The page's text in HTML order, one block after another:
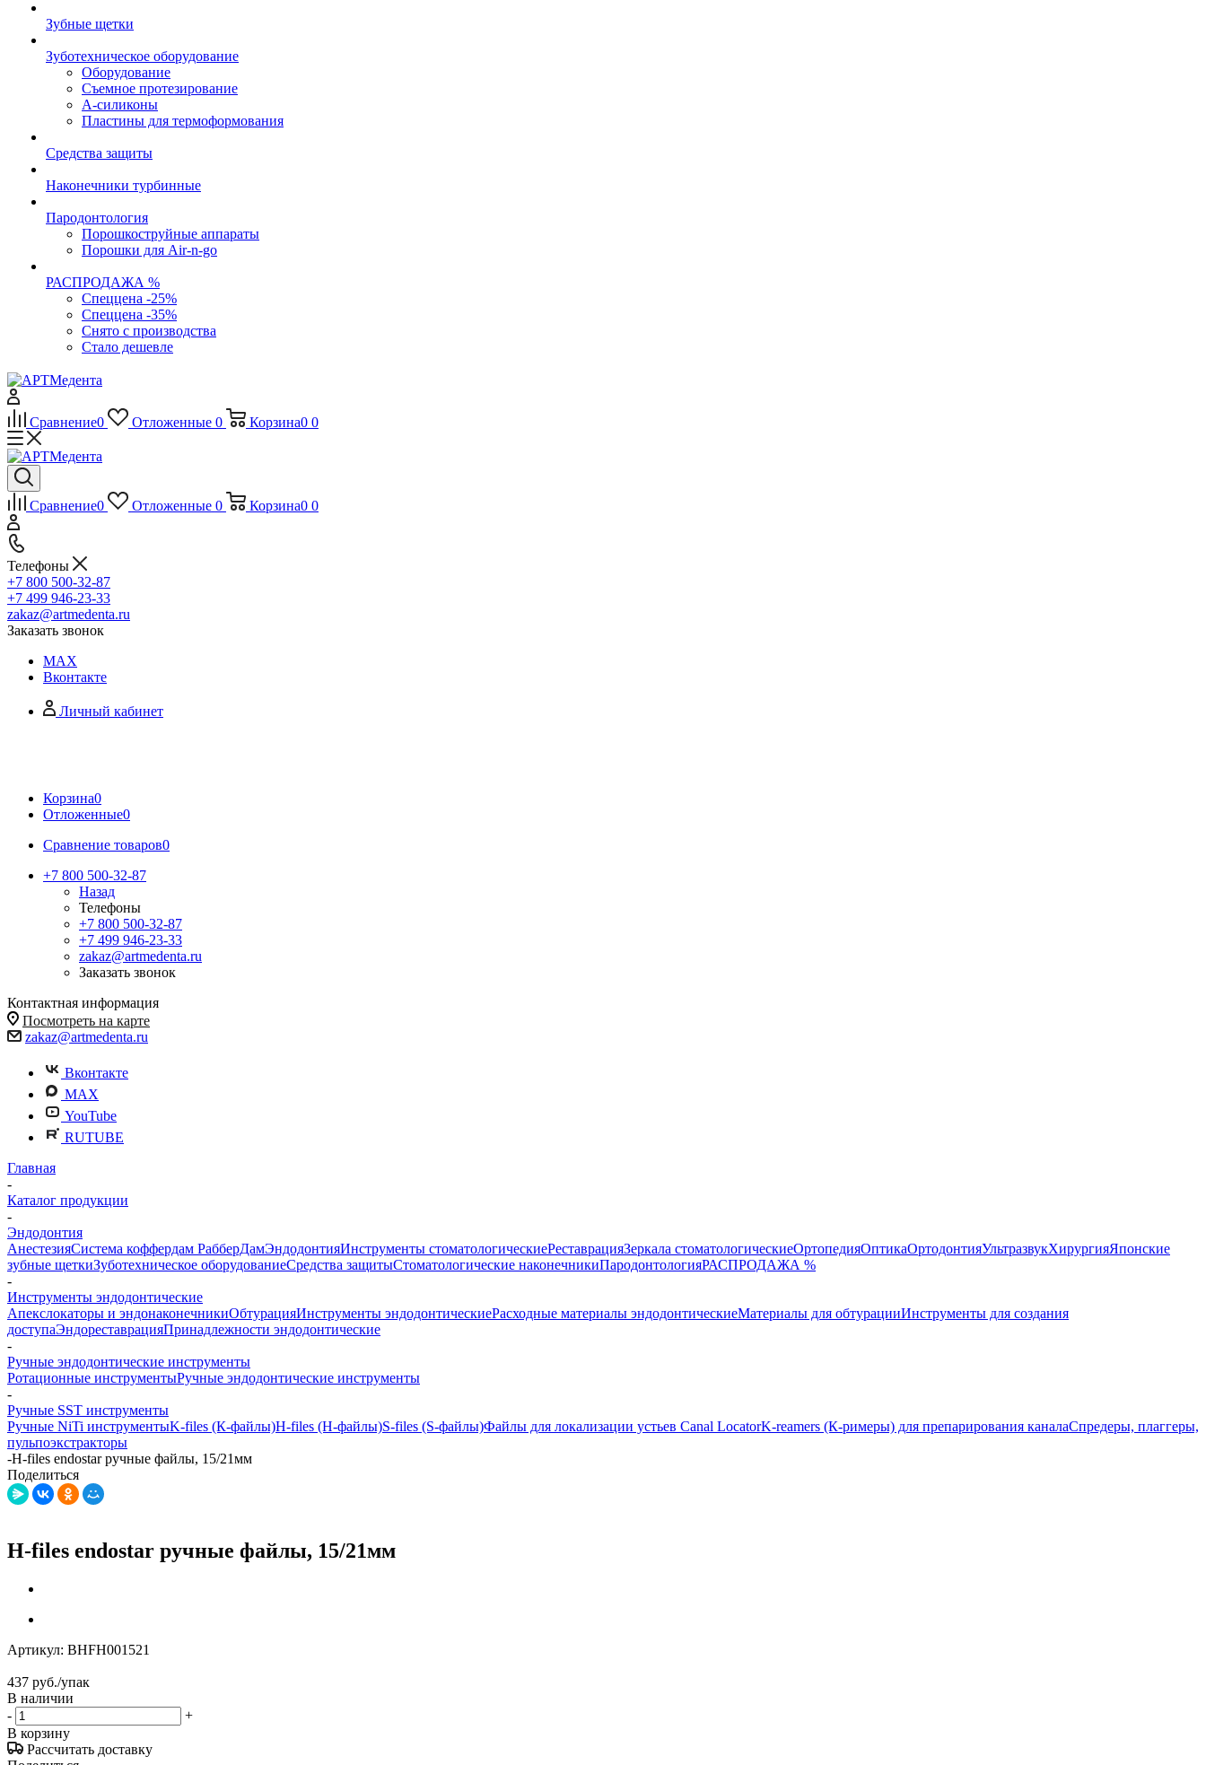
Зубные щетки
Зуботехническое оборудование
Оборудование
Съемное протезирование
А-силиконы
Пластины для термоформования
Средства защиты
Наконечники турбинные
Пародонтология
Порошкоструйные аппараты
Порошки для Air-n-go
РАСПРОДАЖА %
Спеццена -25%
Спеццена -35%
Снято с производства
Стало дешевле
Сравнение0 Отложенные 0 Корзина0 0
Сравнение0 Отложенные 0 Корзина0 0
Телефоны
+7 800 500-32-87
+7 499 946-23-33
zakaz@artmedenta.ru
Заказать звонок
MAX
Вконтакте
Личный кабинет
Корзина0
Отложенные0
Сравнение товаров0
+7 800 500-32-87
Назад
Телефоны
+7 800 500-32-87
+7 499 946-23-33
zakaz@artmedenta.ru
Заказать звонок
Контактная информация
Посмотреть на карте
zakaz@artmedenta.ru
Вконтакте
MAX
YouTube
RUTUBE
Главная
-
Каталог продукции
-
Эндодонтия
АнестезияСистема коффердам РабберДамЭндодонтияИнструменты стоматологическиеРеставрацияЗеркала стоматологическиеОртопедияОптикаОртодонтияУльтразвукХирургияЯпонские
зубные щеткиЗуботехническое оборудованиеСредства защитыСтоматологические наконечникиПародонтологияРАСПРОДАЖА %
-
Инструменты эндодонтические
Апекслокаторы и эндонаконечникиОбтурацияИнструменты эндодонтическиеРасходные материалы эндодонтическиеМатериалы для обтурацииИнструменты для создания
доступаЭндореставрацияПринадлежности эндодонтические
-
Ручные эндодонтические инструменты
Ротационные инструментыРучные эндодонтические инструменты
-
Ручные SST инструменты
Ручные NiTi инструментыK-files (К-файлы)H-files (Н-файлы)S-files (S-файлы)Файлы для локализации устьев Canal LocatorK-reamers (К-римеры) для препарирования каналаСпредеры, плаггеры,
пульпоэкстракторы
-H-files endostar ручные файлы, 15/21мм
Поделиться
H-files endostar ручные файлы, 15/21мм
Артикул: BHFH001521
437 руб./упак
В наличии
-
+
В корзину
Рассчитать доставку